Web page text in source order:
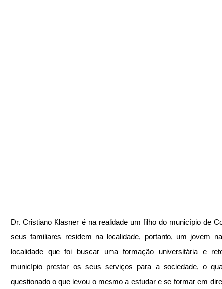
Dr. Cristiano Klasner é na realidade um filho do município de
seus familiares residem na localidade, portanto, um jovem
localidade que foi buscar uma formação universitária e
município prestar os seus serviços para a sociedade, o
questionado o que levou o mesmo a estudar e se formar em